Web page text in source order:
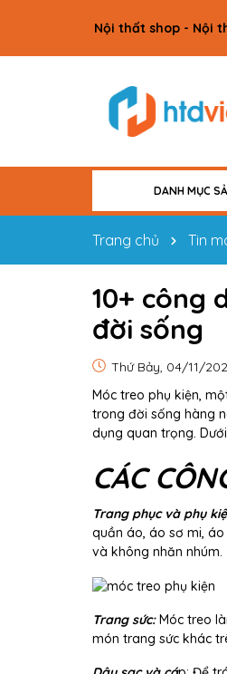
Nội thất shop - Nội
DANH MỤC
Trang chủ Tin
10+ công
đời sống
Thứ Bảy, 04/11/
Móc treo phụ kiện,
trong đời sống hàng
dụng quan trọng.
CÁC
Trang phục và phụ
quần áo, áo sơ mi,
và không nhăn nhúm.
Trang sức:Móc treo
món trang sức khác